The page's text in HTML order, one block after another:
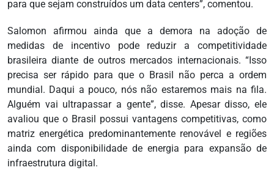
para que sejam construídos um data centers”, comentou.
Salomon afirmou ainda que a demora na adoção de
medidas de incentivo pode reduzir a competitividade
brasileira diante de outros mercados internacionais. “Isso
precisa ser rápido para que o Brasil não perca a ordem
mundial. Daqui a pouco, nós não estaremos mais na fila.
Alguém vai ultrapassar a gente”, disse. Apesar disso, ele
avaliou que o Brasil possui vantagens competitivas, como
matriz energética predominantemente renovável e regiões
ainda com disponibilidade de energia para expansão de
infraestrutura digital.